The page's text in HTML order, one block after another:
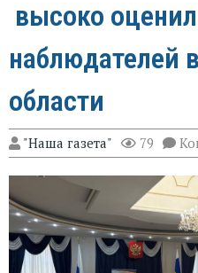
высоко
наблюдателей
области
"Наша газета" 79